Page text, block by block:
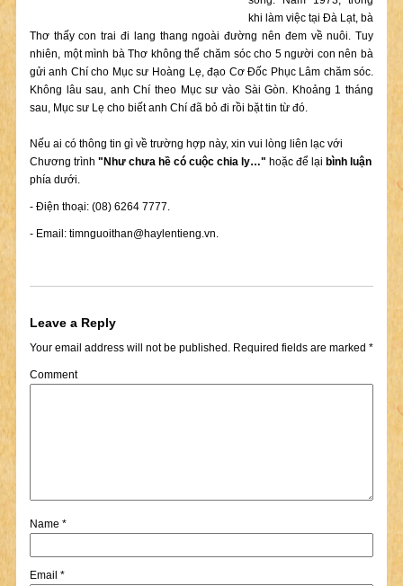
khi làm việc tại Đà Lạt, bà
Thơ thấy con trai đi lang thang ngoài đường nên đem về nuôi. Tuy
nhiên, một mình bà Thơ không thể chăm sóc cho 5 người con nên bà
gửi anh Chí cho Mục sư Hoàng Lẹ, đạo Cơ Đốc Phục Lâm chăm sóc.
Không lâu sau, anh Chí theo Mục sư vào Sài Gòn. Khoảng 1 tháng
sau, Mục sư Lẹ cho biết anh Chí đã bỏ đi rồi bặt tin từ đó.
Nếu ai có thông tin gì về trường hợp này, xin vui lòng liên lạc với
Chương trình "Như chưa hề có cuộc chia ly…" hoặc để lại bình luận
phía dưới.
- Điện thoại: (08) 6264 7777.
- Email: timnguoithan@haylentieng.vn.
Leave a Reply
Your email address will not be published.Required fields are marked *
Comment
Name *
Email *